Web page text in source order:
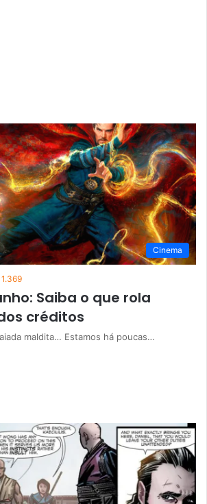
Cinema
1.369
Saiba o que rola
créditos
maldita… Estamos há poucas…